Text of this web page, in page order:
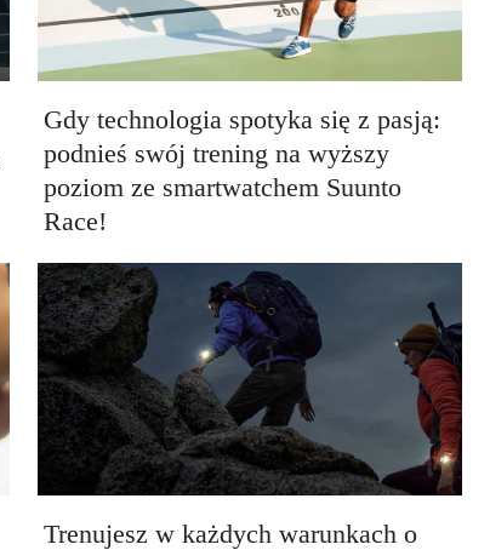
Gdy technologia spotyka się z pasją:
podnieś swój trening na wyższy
poziom ze smartwatchem Suunto
Race!
Trenujesz w każdych warunkach o